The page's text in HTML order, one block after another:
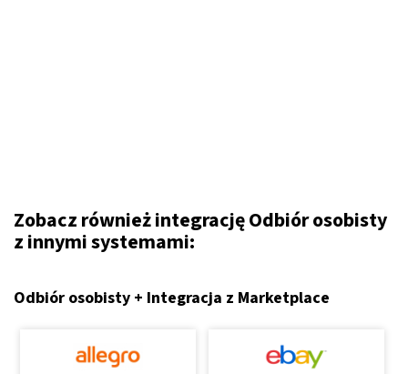
Zobacz również integrację Odbiór osobisty
z innymi systemami:
Odbiór osobisty + Integracja z Marketplace